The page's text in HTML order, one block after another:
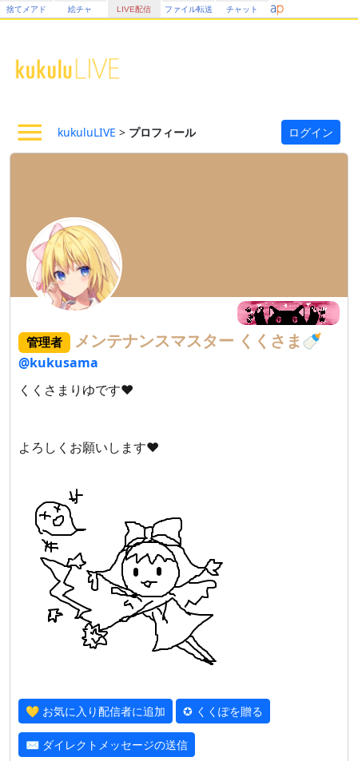
捨てメアド 絵チャ LIVE配信 ファイル転送 チャット
kukuluLIVE > プロフィール ログイン
管理者 メンテナンスマスター くくさま🍼
@kukusama
くくさまりゆです❤
よろしくお願いします❤
💛 お気に入り配信者に追加 ✪ くくぽを贈る
✉ ダイレクトメッセージの送信